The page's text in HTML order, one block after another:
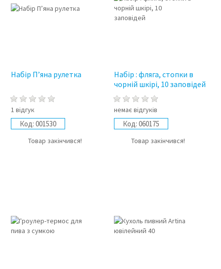
Набір П’яна рулетка
1 відгук
Код: 001530
Товар закінчився!
Набір : фляга, стопки в
чорній шкірі, 10 заповідей
немає відгуків
Код: 060175
Товар закінчився!